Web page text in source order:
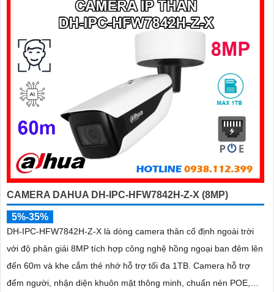
CAMERA DAHUA DH-IPC-HFW7842H-Z-X (8MP)
5%-35%
DH-IPC-HFW7842H-Z-X là dòng camera thân cố định ngoài trời
với độ phân giải 8MP tích hợp công nghệ hồng ngoại ban đêm lên
đến 60m và khe cắm thẻ nhớ hỗ trợ tối đa 1TB. Camera hỗ trợ
đếm người, nhận diện khuôn mặt thông minh, chuẩn nén POE,